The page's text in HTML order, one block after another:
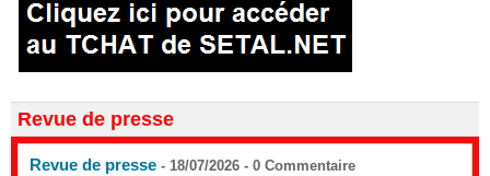
Revue de presse
Revue de presse - 18/07/2026 - 0 Commentaire